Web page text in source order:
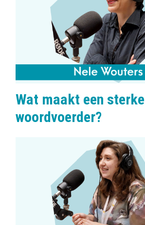
Wat maakt een sterke
woordvoerder?